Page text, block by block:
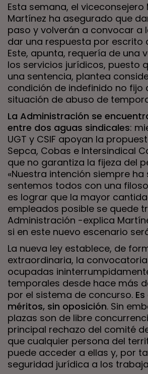
Esta semana, el viceconsejero
Martínez ha asegurado que
paso y volverán a convocar a
dar una respuesta por escrito
Este, apunta, requería de una
los servicios jurídicos, puesto
una sentencia, plantea
condición de indefinido no fijo
situación de abuso de
La Administración se
entre dos aguas sindicales:
UGT y CSIF apoyan la
Sepca, Cobas e Intersindical
que no garantiza la fijeza del
«Nuestra intención siempre ha
sentemos todos con una
es lograr que la mayor
empleados posible se quede
Administración -explica
si en este nuevo escenario
La nueva ley establece, de
extraordinaria, la
ocupadas
temporales desde hace más
por el sistema de concurso.
méritos, sin oposición. Sin
plazas son de libre
principal rechazo del comité
que cualquier persona del
puede acceder a ellas y, por
seguridad jurídica a los